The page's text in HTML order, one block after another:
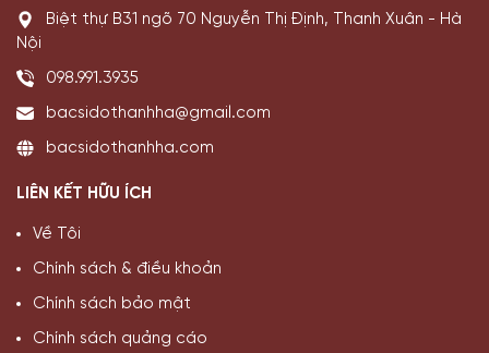
Biệt thự B31 ngõ 70 Nguyễn Thị Định, Thanh Xuân - Hà
Nội
098.991.3935
bacsidothanhha@gmail.com
bacsidothanhha.com
LIÊN KẾT HỮU ÍCH
Về Tôi
Chính sách & điều khoản
Chính sách bảo mật
Chính sách quảng cáo